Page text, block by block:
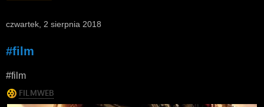
czwartek, 2 sierpnia 2018
#film
#film